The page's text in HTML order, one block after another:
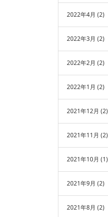
2022年4月 (2)
2022年3月 (2)
2022年2月 (2)
2022年1月 (2)
2021年12月 (2)
2021年11月 (2)
2021年10月 (1)
2021年9月 (2)
2021年8月 (2)